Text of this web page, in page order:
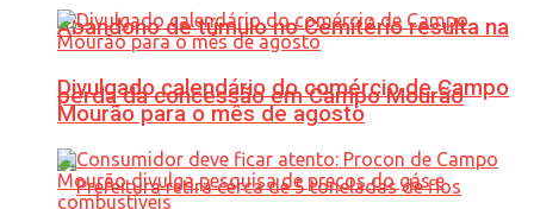
Abandono de túmulo no Cemitério resulta na
perda da concessão em Campo Mourão
Divulgado calendário do comércio de Campo
Mourão para o mês de agosto